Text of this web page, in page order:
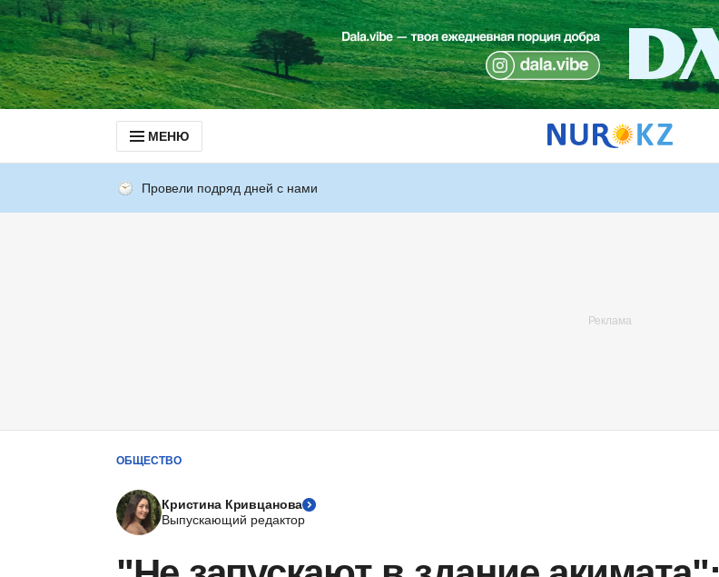
МЕНЮ
Провели подряд дней с нами
ОБЩЕСТВО
Кристина Кривцанова
Выпускающий редактор